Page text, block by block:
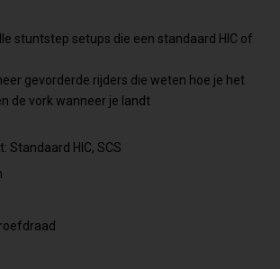
stuntstep setups die een standaard HIC of
gevorderde rijders die weten hoe je het
de vork wanneer je landt
HIC, SCS